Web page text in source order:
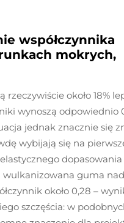
współczynnika
mokrych,
około 18%
wynoszą odpowiednio
jednak znacznie się
wybijają się na
dopasowania
wulkanizowana guma
około 0,28 –
szczęścia: w